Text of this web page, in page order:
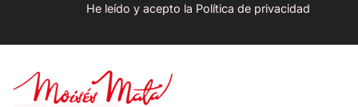
He leído y acepto la Política de privacidad